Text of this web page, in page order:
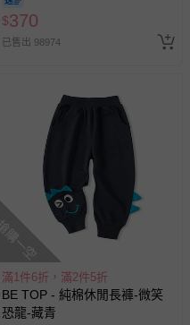
$370
已售出 98974
一空
滿1件6折，滿2件5折
BE TOP - 純棉休閒長褲-微笑
恐龍-藏青